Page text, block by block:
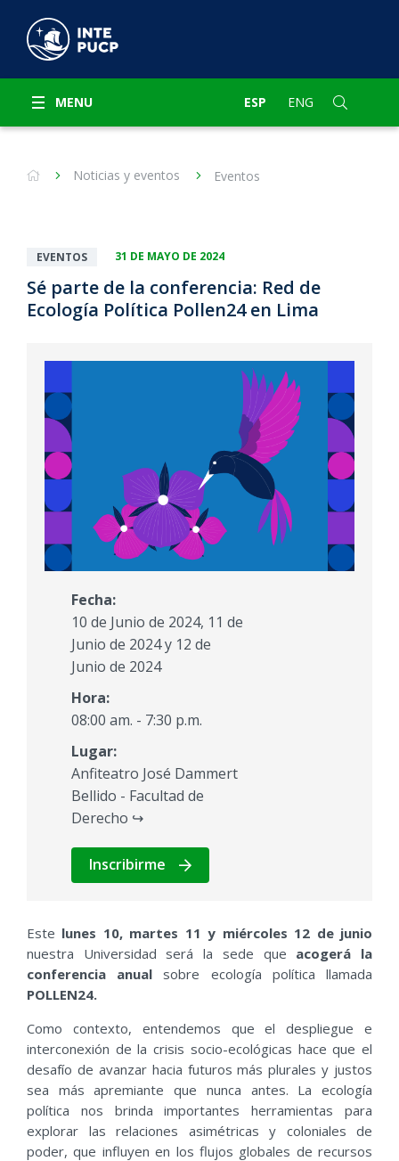
MENU ESP ENG
Noticias y eventos Eventos
EVENTOS 31 DE MAYO DE 2024
Sé parte de la conferencia: Red de
Ecología Política Pollen24 en Lima
Fecha:
10 de Junio de 2024, 11 de
Junio de 2024 y 12 de
Junio de 2024
Hora:
08:00 am. - 7:30 p.m.
Lugar:
Anfiteatro José Dammert
Bellido - Facultad de
Derecho ↪
Inscribirme
Este lunes 10, martes 11 y miércoles 12 de junio
nuestra Universidad será la sede que acogerá la
conferencia anual sobre ecología política llamada
POLLEN24.
Como contexto, entendemos que el despliegue e
interconexión de la crisis socio-ecológicas hace que el
desafío de avanzar hacia futuros más plurales y justos
sea más apremiante que nunca antes. La ecología
política nos brinda importantes herramientas para
explorar las relaciones asimétricas y coloniales de
poder, que influyen en los flujos globales de recursos